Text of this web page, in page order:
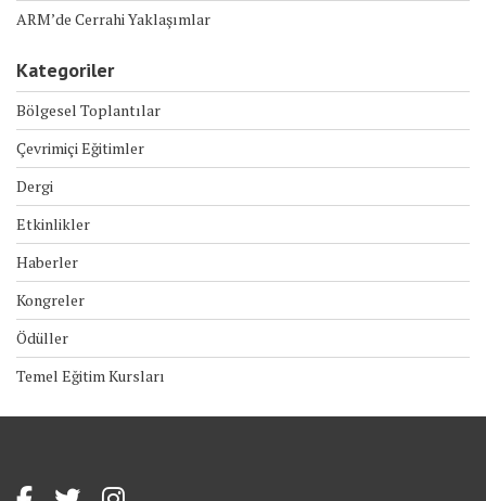
ARM’de Cerrahi Yaklaşımlar
Kategoriler
Bölgesel Toplantılar
Çevrimiçi Eğitimler
Dergi
Etkinlikler
Haberler
Kongreler
Ödüller
Temel Eğitim Kursları